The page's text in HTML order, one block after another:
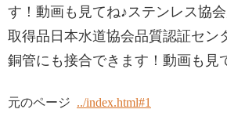
す！動画も見てね♪ステンレス協
取得品日本水道協会品質認証セ
銅管にも接合できます！動画も見
元のページ ../index.html#1